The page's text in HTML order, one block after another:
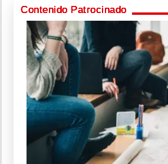
Contenido Patrocinado